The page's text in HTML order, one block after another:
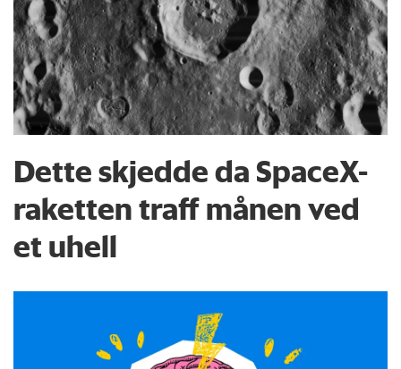
Dette skjedde da SpaceX-
raketten traff månen ved
et uhell